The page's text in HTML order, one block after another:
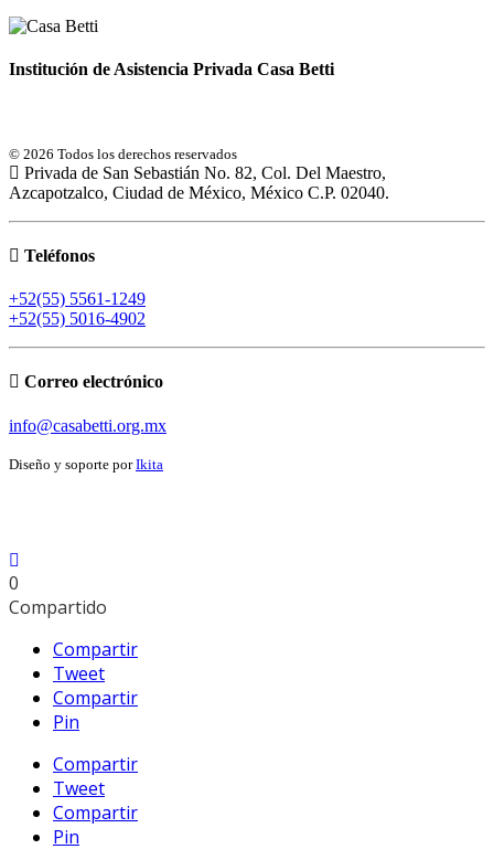
Institución de Asistencia Privada Casa Betti
© 2026 Todos los derechos reservados
Privada de San Sebastián No. 82, Col. Del Maestro,
Azcapotzalco, Ciudad de México, México C.P. 02040.
Teléfonos
+52(55) 5561-1249
+52(55) 5016-4902
Correo electrónico
info@casabetti.org.mx
Diseño y soporte porIkita
0
Compartido
Compartir
Tweet
Compartir
Pin
Compartir
Tweet
Compartir
Pin